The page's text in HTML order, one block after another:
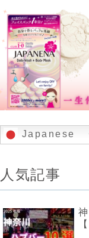
Japanese
人気記事